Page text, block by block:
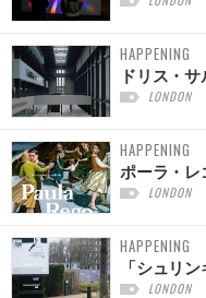
HAPPENING
ドリス・
LONDON
HAPPENING
ポーラ・レ
LONDON
HAPPENING
「シュリ
LONDON